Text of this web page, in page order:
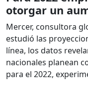
otorgar un
Mercer, consultora
estudió las
línea, los datos
nacionales planean
para el 2022,